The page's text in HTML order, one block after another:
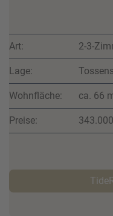
Art: 2-3-
Lage:
Wohnfläche: ca. 66
Preise: